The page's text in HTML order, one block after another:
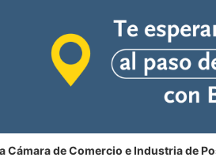
de Comercio e Industria de